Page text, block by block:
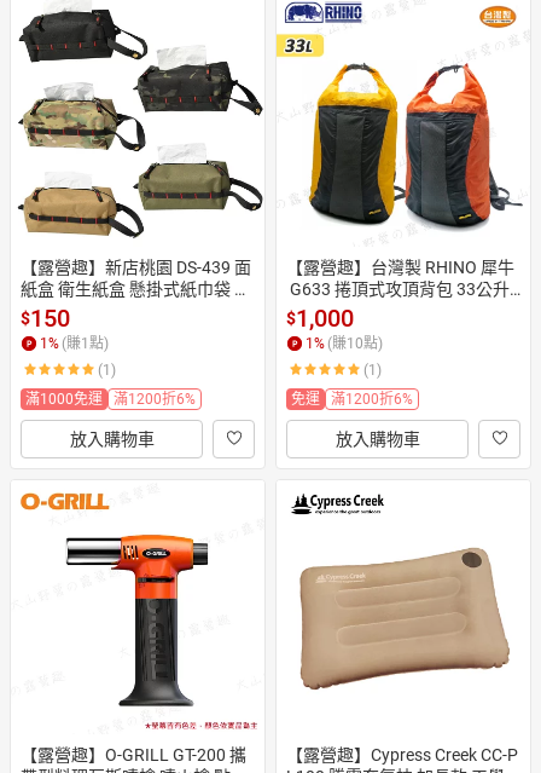
【露營趣】新店桃園 DS-439 面
紙盒 衛生紙盒 懸掛式紙巾袋 抽
取式 紙巾盒 收納包 收納盒 居家
露營
$150
1% (賺1點)
(1)
滿1000免運
滿1200折6%
放入購物車
【露營趣】台灣製 RHINO 犀牛
G633 捲頂式攻頂背包 33公升
登山背包 休閒背包 旅遊背包 健
行背包 登山 旅遊
$1,000
1% (賺10點)
(1)
免運
滿1200折6%
放入購物車
【露營趣】O-GRILL GT-200 攜
【露營趣】Cypress Creek CC-P